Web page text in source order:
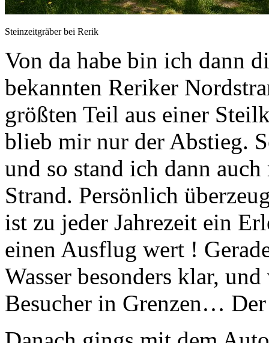
Steinzeitgräber bei Rerik
Von da habe bin ich dann
bekannten Reriker
größten Teil aus einer
blieb mir nur der Abstieg.
und so stand ich dann
Strand. Persönlich
ist zu jeder Jahrezeit ein
einen Ausflug wert !
Wasser besonders klar,
Besucher in Grenzen…